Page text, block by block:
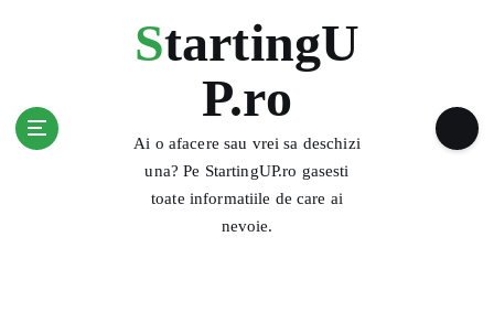
StartingU
P.ro
Ai o afacere sau vrei sa deschizi
una? Pe StartingUP.ro gasesti
toate informatiile de care ai
nevoie.